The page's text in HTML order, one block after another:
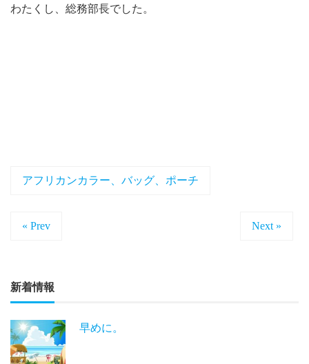
わたくし、総務部長でした。
アフリカンカラー、バッグ、ポーチ
« Prev Next »
新着情報
早めに。